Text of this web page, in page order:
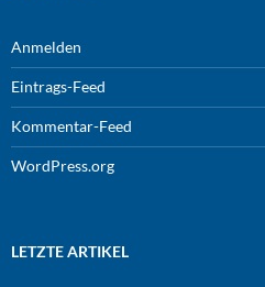
Anmelden
Eintrags-Feed
Kommentar-Feed
WordPress.org
LETZTE ARTIKEL